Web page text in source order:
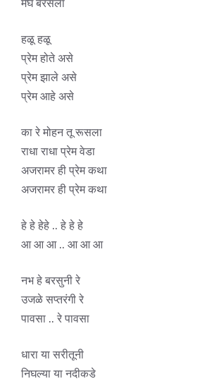
मेघ बरसला
हळू हळू
प्रेम होते असे
प्रेम झाले असे
प्रेम आहे असे
का रे मोहन तू रूसला
राधा राधा प्रेम वेडा
अजरामर ही प्रेम कथा
अजरामर ही प्रेम कथा
हे हे हेहे .. हे हे हे
आ आ आ .. आ आ आ
नभ हे बरसुनी रे
उजळे सप्तरंगी रे
पावसा .. रे पावसा
धारा या सरीतूनी
निघल्या या नदीकडे